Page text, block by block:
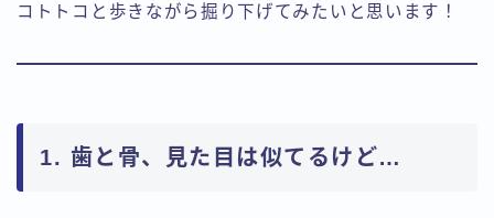
コトトコと歩きながら掘り下げてみたいと思います！
1. 歯と骨、見た目は似てるけど…